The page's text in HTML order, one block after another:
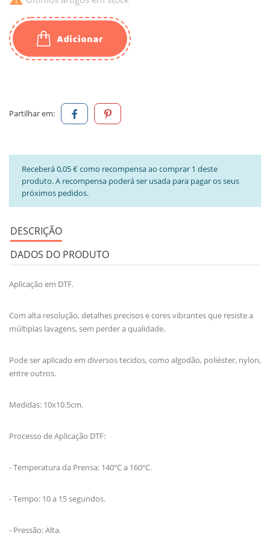
Adicionar
Partilhar em:
Receberá 0,05 € como recompensa ao comprar 1 deste
produto. A recompensa poderá ser usada para pagar os seus
próximos pedidos.
DESCRIÇÃO
DADOS DO PRODUTO
Aplicação em DTF.
Com alta resolução, detalhes precisos e cores vibrantes que resiste a
múltiplas lavagens, sem perder a qualidade.
Pode ser aplicado em diversos tecidos, como algodão, poliéster, nylon,
entre outros.
Medidas: 10x10.5cm.
Processo de Aplicação DTF:
- Temperatura da Prensa: 140ºC a 160ºC.
- Tempo: 10 a 15 segundos.
- Pressão: Alta.